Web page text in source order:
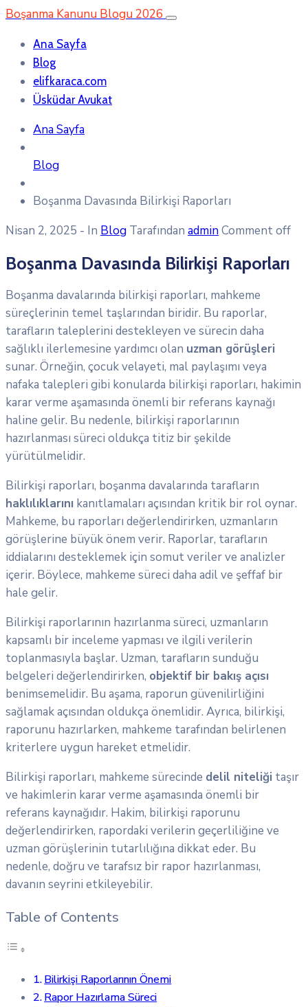
Boşanma Kanunu Blogu 2026
Ana Sayfa
Blog
elifkaraca.com
Üsküdar Avukat
Ana Sayfa
Blog
Boşanma Davasında Bilirkişi Raporları
Nisan 2, 2025 - In Blog Tarafından adminComment off
Boşanma Davasında Bilirkişi Raporları
Boşanma davalarında bilirkişi raporları, mahkeme
süreçlerinin temel taşlarından biridir. Bu raporlar,
tarafların taleplerini destekleyen ve sürecin daha
sağlıklı ilerlemesine yardımcı olan uzman görüşleri
sunar. Örneğin, çocuk velayeti, mal paylaşımı veya
nafaka talepleri gibi konularda bilirkişi raporları, hakimin
karar verme aşamasında önemli bir referans kaynağı
haline gelir. Bu nedenle, bilirkişi raporlarının
hazırlanması süreci oldukça titiz bir şekilde
yürütülmelidir.
Bilirkişi raporları, boşanma davalarında tarafların
haklılıklarını kanıtlamaları açısından kritik bir rol oynar.
Mahkeme, bu raporları değerlendirirken, uzmanların
görüşlerine büyük önem verir. Raporlar, tarafların
iddialarını desteklemek için somut veriler ve analizler
içerir. Böylece, mahkeme süreci daha adil ve şeffaf bir
hale gelir.
Bilirkişi raporlarının hazırlanma süreci, uzmanların
kapsamlı bir inceleme yapması ve ilgili verilerin
toplanmasıyla başlar. Uzman, tarafların sunduğu
belgeleri değerlendirirken, objektif bir bakış açısı
benimsemelidir. Bu aşama, raporun güvenilirliğini
sağlamak açısından oldukça önemlidir. Ayrıca, bilirkişi,
raporunu hazırlarken, mahkeme tarafından belirlenen
kriterlere uygun hareket etmelidir.
Bilirkişi raporları, mahkeme sürecinde delil niteliği taşır
ve hakimlerin karar verme aşamasında önemli bir
referans kaynağıdır. Hakim, bilirkişi raporunu
değerlendirirken, rapordaki verilerin geçerliliğine ve
uzman görüşlerinin tutarlılığına dikkat eder. Bu
nedenle, doğru ve tarafsız bir rapor hazırlanması,
davanın seyrini etkileyebilir.
Table of Contents
Bilirkişi Raporlarının Önemi
Rapor Hazırlama Süreci